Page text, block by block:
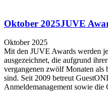
Oktober 2025JUVE
Oktober 2025
Mit den JUVE Awards werden
ausgezeichnet, die aufgrund
vergangenen zwölf Monaten als
sind. Seit 2009 betreut
Anmeldemanagement sowie